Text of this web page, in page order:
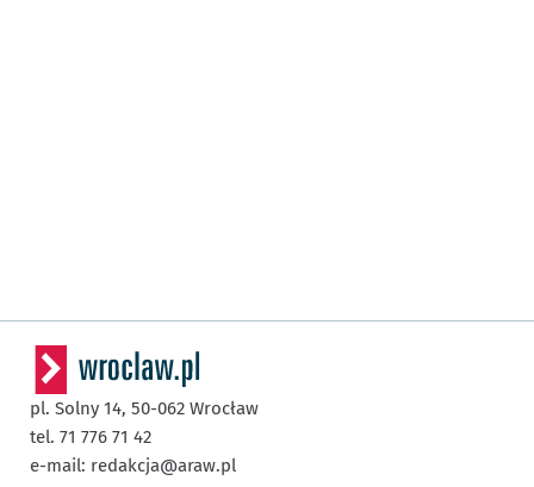
pl. Solny 14, 50-062 Wrocław
tel. 71 776 71 42
e-mail: redakcja@araw.pl